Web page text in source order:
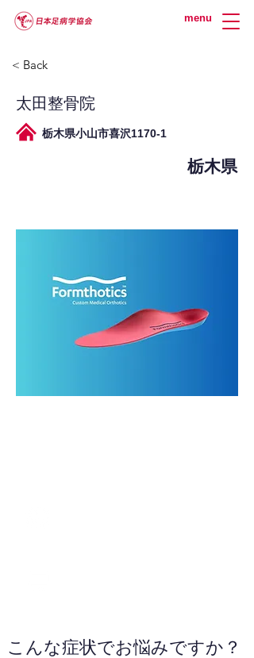
menu
< Back
太田整骨院
栃木県小山市喜沢1170-1
栃木県
こんな症状でお悩みですか？